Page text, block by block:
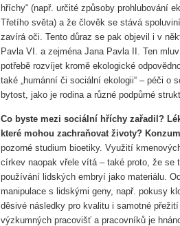
hříchy“ (např. určité způsoby prohlubování
Třetího světa) a že člověk se stává
zavírá oči. Tento důraz se pak objevil i v
Pavla VI. a zejména Jana Pavla II. Ten
potřebě rozvíjet kromě ekologické
také „humánní či sociální ekologii“ – péči
bytost, jako je rodina a různé podpůrné
Co byste mezi sociální hříchy zařadil?
které mohou zachraňovat životy?
pozorné studium bioetiky. Využití
církev naopak vřele vítá – také proto, že
používání lidských embryí jako materiálu.
manipulace s lidskými geny, např. pokusy
děsivé následky pro kvalitu i samotné
výzkumných pracovišť a pracovníků je